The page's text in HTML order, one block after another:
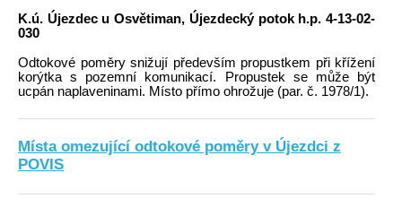
K.ú. Újezdec u Osvětiman, Újezdecký potok h.p. 4-13-02-
030
Odtokové poměry snižují především propustkem při křížení
korýtka s pozemní komunikací. Propustek se může být
ucpán naplaveninami. Místo přímo ohrožuje (par. č. 1978/1).
Místa omezující odtokové poměry v Újezdci z
POVIS